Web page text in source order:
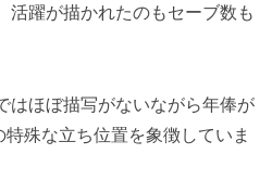
活躍が描かれたのもセーブ数も
はほぼ描写がないながら年俸が
殊な立ち位置を象徴していま